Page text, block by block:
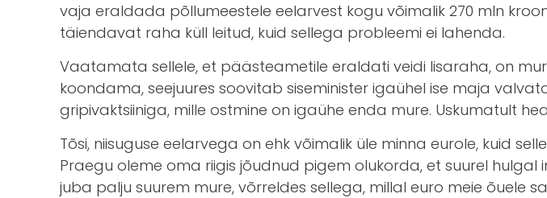
vaja eraldada põllumeestele eelarvest kogu võimalik 270 mln
täiendavat raha küll leitud, kuid sellega probleemi ei lahenda.
Vaatamata sellele, et päästeametile eraldati veidi lisaraha, on
koondama, seejuures soovitab siseminister igaühel ise maja
gripivaktsiiniga, mille ostmine on igaühe enda mure. Uskumatult
Tõsi, niisuguse eelarvega on ehk võimalik üle minna eurole, kuid
Praegu oleme oma riigis jõudnud pigem olukorda, et suurel
juba palju suurem mure, võrreldes sellega, millal euro meie õuele